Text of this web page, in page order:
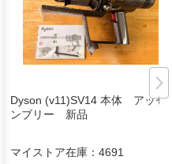
Dyson (v11)SV14 本体 アッセ
ンブリー 新品
マイストア在庫： 4691